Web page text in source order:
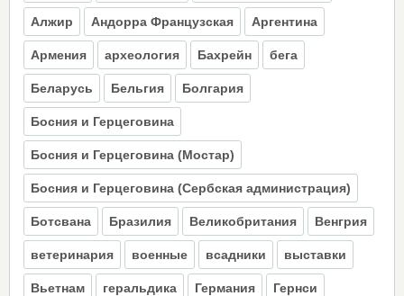
Алжир Андорра Французская Аргентина
Армения археология Бахрейн бега
Беларусь Бельгия Болгария
Босния и Герцеговина
Босния и Герцеговина (Moстар)
Босния и Герцеговина (Сербская администрация)
Ботсвана Бразилия Великобритания Венгрия
ветеринария военные всадники выставки
Вьетнам геральдика Германия Гернси